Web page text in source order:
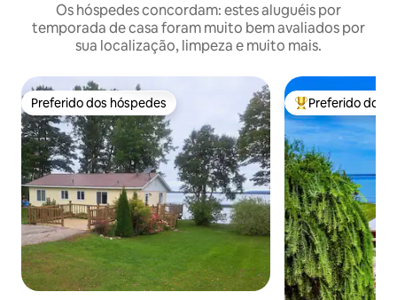
Os hóspedes concordam: estes aluguéis por
temporada de casa foram muito bem avaliados por
sua localização, limpeza e muito mais.
Preferido dos hóspedes
Preferido dos hóspedes Entre os
Preferido dos